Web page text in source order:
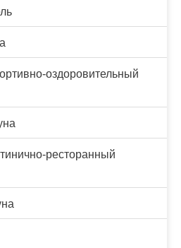
оздоровительный
ресторанный